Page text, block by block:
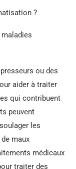
?
ou des
aider à traiter
qui contribuent
peuvent
les
maux
médicaux
traiter des